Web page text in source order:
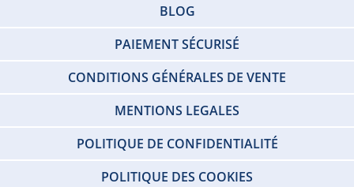
BLOG
PAIEMENT SÉCURISÉ
CONDITIONS GÉNÉRALES DE VENTE
MENTIONS LEGALES
POLITIQUE DE CONFIDENTIALITÉ
POLITIQUE DES COOKIES